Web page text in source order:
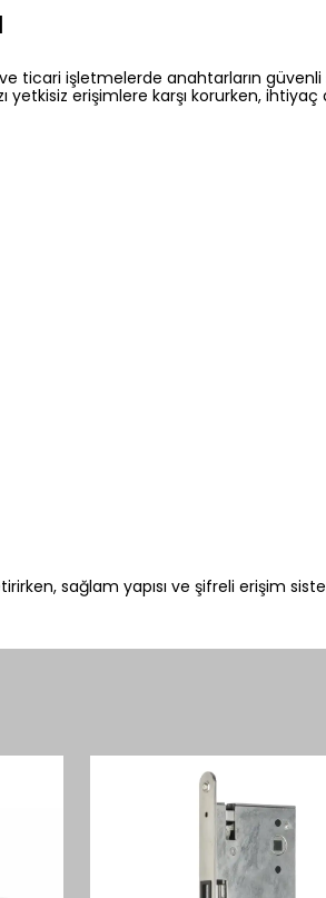
ticari işletmelerde anahtarların
yetkisiz erişimlere karşı korurken,
sağlam yapısı ve şifreli erişim